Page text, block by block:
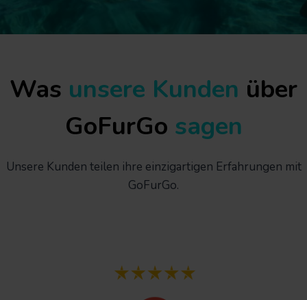
Was unsere Kunden über
GoFurGo sagen
Unsere Kunden teilen ihre einzigartigen Erfahrungen mit
GoFurGo.